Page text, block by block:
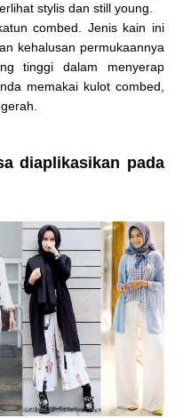
stylis dan still young.
combed. Jenis kain ini
kehalusan permukaannya
tinggi dalam menyerap
memakai kulot combed,
diaplikasikan pada